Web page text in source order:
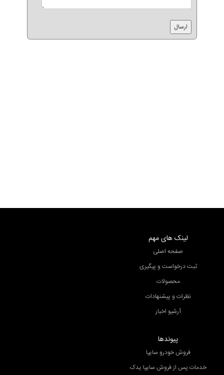
لینک های مهم
صفحه اصلی
ثبت درخواست و پیگیری
محصولات
نظرات و پیشنهادات
آرشیو اخبار
پیوندها
فروش خودرو سایپا
خدمات پس از فروش سایپا یدک